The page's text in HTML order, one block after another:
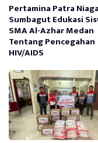
Pertamina Patra Niaga
Sumbagut Edukasi
SMA Al-Azhar Medan
Tentang Pencegahan
HIV/AIDS